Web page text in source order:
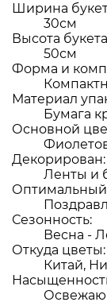
Ширина
30см
Высота
50см
Форма и
Материал
Бумага
Основной
Декорирован:
Ленты и
Оптимальный
Сезонность:
Весна -
Откуда цветы:
Китай,